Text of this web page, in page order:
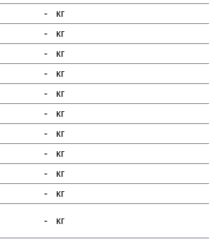
-
кг
-
кг
-
кг
-
кг
-
кг
-
кг
-
кг
-
кг
-
кг
-
кг
- кг